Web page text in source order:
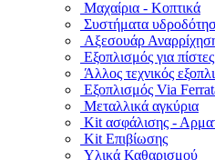
Μαχαίρια - Κοπτικά
Συστήματα
Αξεσουάρ
Εξοπλισμός για πίστες
Άλλος τεχνικός
Εξοπλισμός Via
Μεταλλικά αγκύρια
Kit ασφάλισης -
Kit Επιβίωσης
Υλικά Καθαρισμού